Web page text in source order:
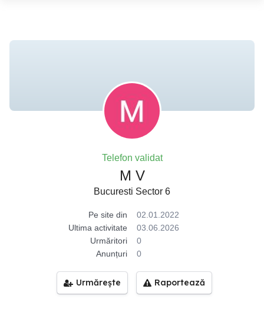
Telefon validat
M V
Bucuresti Sector 6
Pe site din
02.01.2022
Ultima activitate
03.06.2026
Urmăritori
0
Anunțuri
0
Urmărește Raportează